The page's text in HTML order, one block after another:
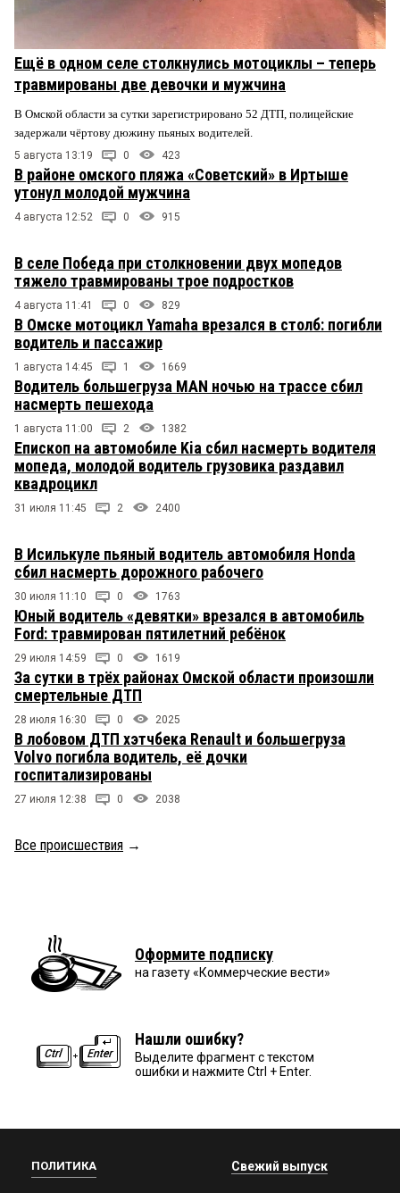
Ещё в одном селе столкнулись мотоциклы – теперь
травмированы две девочки и мужчина
В Омской области за сутки зарегистрировано 52 ДТП, полицейские
задержали чёртову дюжину пьяных водителей.
5 августа 13:19 0 423
В районе омского пляжа «Советский» в Иртыше
утонул молодой мужчина
4 августа 12:52 0 915
В селе Победа при столкновении двух мопедов
тяжело травмированы трое подростков
4 августа 11:41 0 829
В Омске мотоцикл Yamaha врезался в столб: погибли
водитель и пассажир
1 августа 14:45 1 1669
Водитель большегруза MAN ночью на трассе сбил
насмерть пешехода
1 августа 11:00 2 1382
Епископ на автомобиле Kia сбил насмерть водителя
мопеда, молодой водитель грузовика раздавил
квадроцикл
31 июля 11:45 2 2400
В Исилькуле пьяный водитель автомобиля Honda
сбил насмерть дорожного рабочего
30 июля 11:10 0 1763
Юный водитель «девятки» врезался в автомобиль
Ford: травмирован пятилетний ребёнок
29 июля 14:59 0 1619
За сутки в трёх районах Омской области произошли
смертельные ДТП
28 июля 16:30 0 2025
В лобовом ДТП хэтчбека Renault и большегруза
Volvo погибла водитель, её дочки
госпитализированы
27 июля 12:38 0 2038
Все происшествия →
Оформите подписку
на газету «Коммерческие вести»
Нашли ошибку?
Выделите фрагмент с текстом
ошибки и нажмите Ctrl + Enter.
ПОЛИТИКА Свежий выпуск